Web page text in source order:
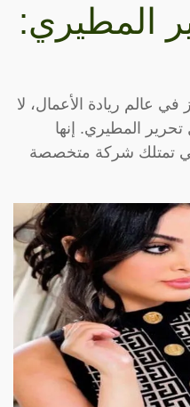
المطيري:
عالم ريادة الأعمال، لا
تحرير المطيري. إنها
تمتلك شركة متخصصة